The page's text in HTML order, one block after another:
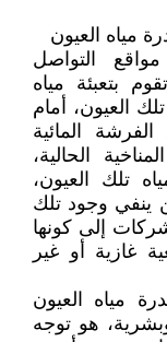
التواصل
بتعبئة مياه
العيون، أمام
المائية
الحالية،
تلك العيون،
ينفي وجود تلك
إلى كونها
غازية أو غير
مياه العيون
هو توجه